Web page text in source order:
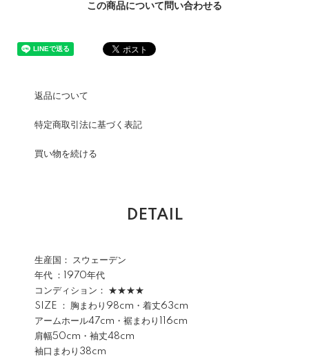
この商品について問い合わせる
返品について
特定商取引法に基づく表記
買い物を続ける
DETAIL
生産国： スウェーデン
年代 ：1970年代
コンディション： ★★★★
SIZE ： 胸まわり98cm・着丈63cm
アームホール47cm・裾まわり116cm
肩幅50cm・袖丈48cm
袖口まわり38cm